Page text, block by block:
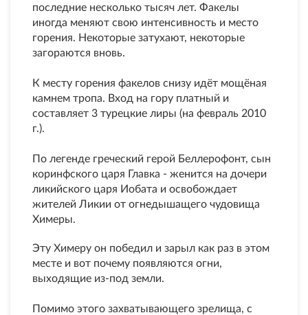
последние несколько тысяч лет. Факелы
иногда меняют свою интенсивность и место
горения. Некоторые затухают, некоторые
загораются вновь.
К месту горения факелов снизу идёт мощёная
камнем тропа. Вход на гору платный и
составляет 3 турецкие лиры (на февраль 2010
г.).
По легенде греческий герой Беллерофонт, сын
коринфского царя Главка - женится на дочери
ликийского царя Иобата и освобождает
жителей Ликии от огнедышащего чудовища
Химеры.
Эту Химеру он победил и зарыл как раз в этом
месте и вот почему появляются огни,
выходящие из-под земли.
Помимо этого захватывающего зрелища, с